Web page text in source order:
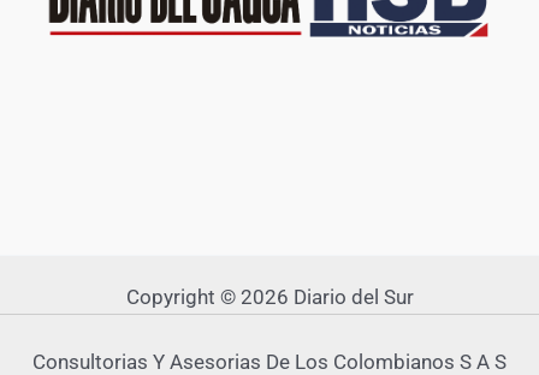
Copyright © 2026 Diario del Sur
Consultorias Y Asesorias De Los Colombianos S A S